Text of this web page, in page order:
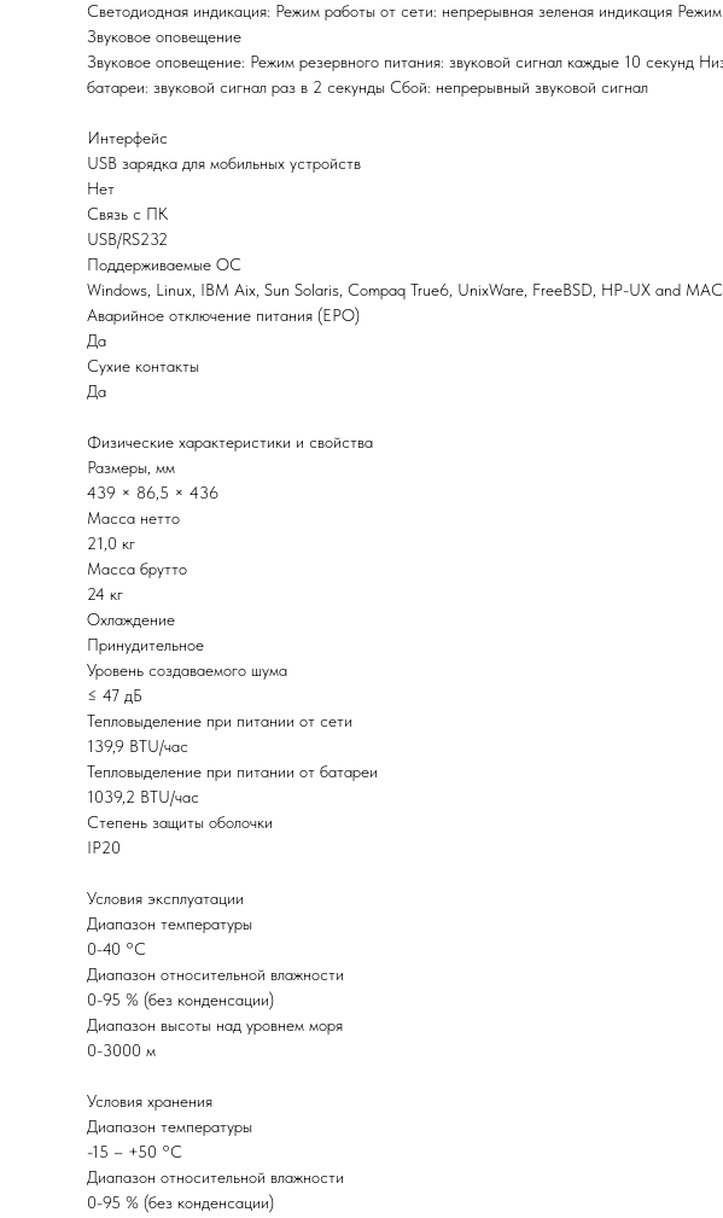
Светодиодная индикация: Режим работы от сети: непрерывная зеленая индикация
Звуковое оповещение
Звуковое оповещение: Режим резервного питания: звуковой сигнал каждые 10 секунд
батареи: звуковой сигнал раз в 2 секунды Сбой: непрерывный звуковой сигнал
Интерфейс
USB зарядка для мобильных устройств
Нет
Связь с ПК
USB/RS232
Поддерживаемые ОС
Windows, Linux, IBM Aix, Sun Solaris, Compaq True6, UnixWare, FreeBSD, HP-UX and
Аварийное отключение питания (EPO)
Да
Сухие контакты
Да
Физические характеристики и свойства
Размеры, мм
439 × 86,5 × 436
Масса нетто
21,0 кг
Масса брутто
24 кг
Охлаждение
Принудительное
Уровень создаваемого шума
≤ 47 дБ
Тепловыделение при питании от сети
139,9 BTU/час
Тепловыделение при питании от батареи
1039,2 BTU/час
Степень защиты оболочки
IP20
Условия эксплуатации
Диапазон температуры
0-40 °C
Диапазон относительной влажности
0-95 % (без конденсации)
Диапазон высоты над уровнем моря
0-3000 м
Условия хранения
Диапазон температуры
-15 – +50 °C
Диапазон относительной влажности
0-95 % (без конденсации)